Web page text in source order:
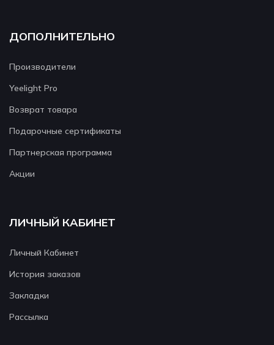
ДОПОЛНИТЕЛЬНО
Производители
Yeelight Pro
Возврат товара
Подарочные сертификаты
Партнерская программа
Акции
ЛИЧНЫЙ КАБИНЕТ
Личный Кабинет
История заказов
Закладки
Рассылка